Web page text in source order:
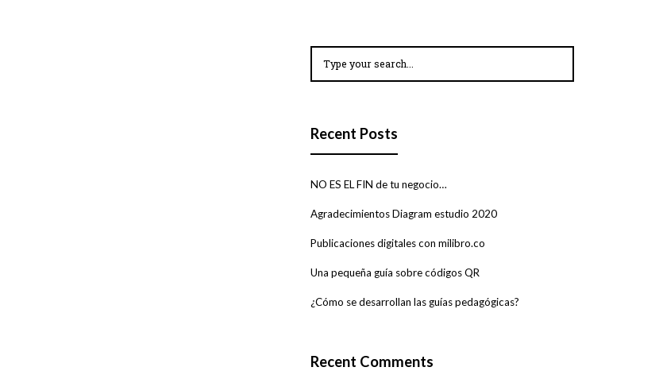
Recent Posts
NO ES EL FIN de tu negocio…
Agradecimientos Diagram estudio 2020
Publicaciones digitales con milibro.co
Una pequeña guía sobre códigos QR
¿Cómo se desarrollan las guías pedagógicas?
Recent Comments